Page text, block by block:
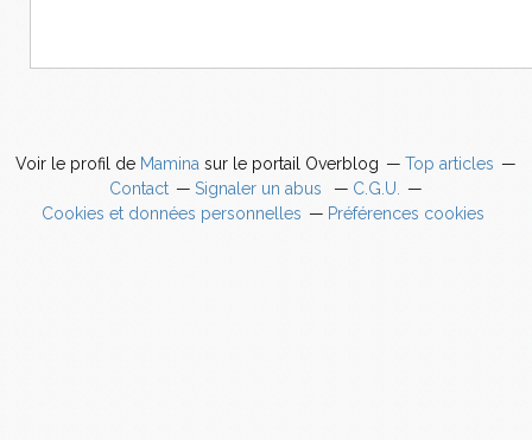
Voir le profil de Mamina sur le portail Overblog
Top articles
Contact
Signaler un abus
C.G.U.
Cookies et données personnelles
Préférences cookies